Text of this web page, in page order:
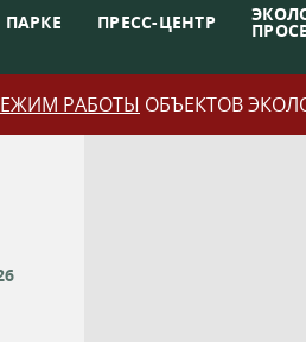
ПАРКЕ ПРЕСС-ЦЕНТР
РАБОТЫ ОБЪЕКТОВ